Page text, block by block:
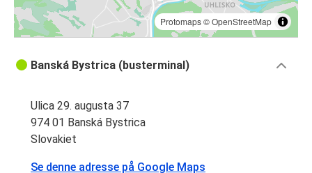
Protomaps©OpenStreetMap
Banská Bystrica (busterminal)
Ulica 29. augusta 37
974 01 Banská Bystrica
Slovakiet
Se denne adresse på Google Maps